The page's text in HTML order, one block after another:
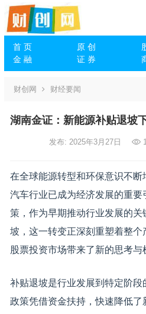
首 页 原 创
金 融
证 券
财创网 财经要闻
湖南金证：新能源补贴退坡
发布: 2025年3月27日
在全球能源转型和环保意识不
汽车行业已成为经济发展的重
策，作为早期推动行业发展的关
坡，这一转变正深刻重塑着整
股票投资市场带来了新的思考与
补贴退坡是行业发展到特定阶
政策凭借资金扶持，快速降低了